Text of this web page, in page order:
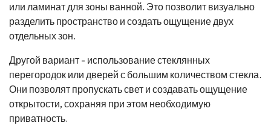
или ламинат для зоны ванной. Это позволит визуально
разделить пространство и создать ощущение двух
отдельных зон.
Другой вариант - использование стеклянных
перегородок или дверей с большим количеством стекла.
Они позволят пропускать свет и создавать ощущение
открытости, сохраняя при этом необходимую
приватность.